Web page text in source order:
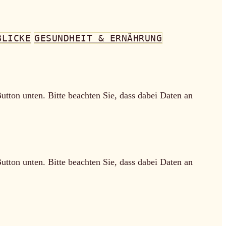
GESUNDHEIT & ERNÄHRUNG
unten. Bitte beachten Sie, dass dabei Daten an
unten. Bitte beachten Sie, dass dabei Daten an